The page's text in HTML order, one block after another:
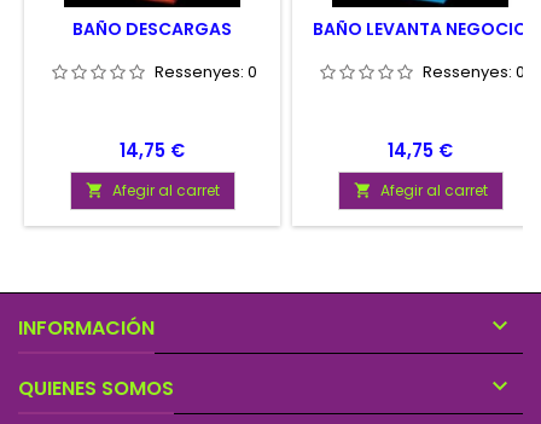
BAÑO DESCARGAS
Ressenyes: 0
Preu
14,75 €
 Afegir al carret
BAÑO LEVANTA NEGOCIO
Ressenyes: 0
Preu
14,75 €
 Afegir al carret
INFORMACIÓN 
QUIENES SOMOS 